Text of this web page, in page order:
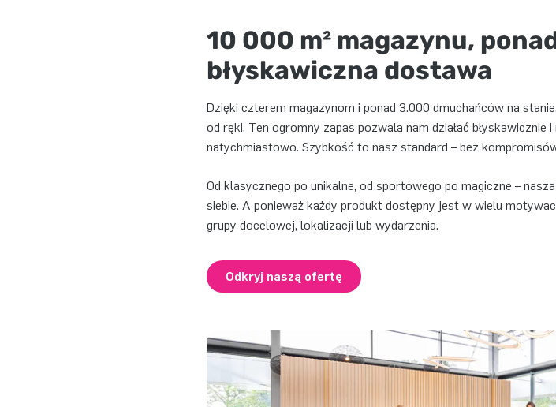
10 000 m² magazynu,
błyskawiczna dostawa
Dzięki czterem magazynom i ponad 3.000 dmuchańców na
od ręki. Ten ogromny zapas pozwala nam działać błyskawicznie
natychmiastowo. Szybkość to nasz standard – bez
Od klasycznego po unikalne, od sportowego po magiczne –
siebie. A ponieważ każdy produkt dostępny jest w wielu
grupy docelowej, lokalizacji lub wydarzenia.
Odkryj naszą ofertę